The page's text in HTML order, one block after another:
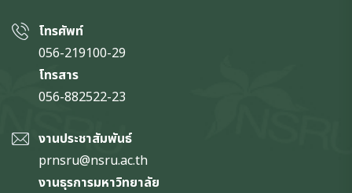
โทรศัพท์
056-219100-29
โทรสาร
056-882522-23
งานประชาสัมพันธ์
prnsru@nsru.ac.th
งานธุรการมหาวิทยาลัย